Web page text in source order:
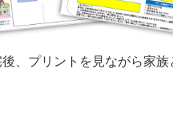
、プリントを見ながら家